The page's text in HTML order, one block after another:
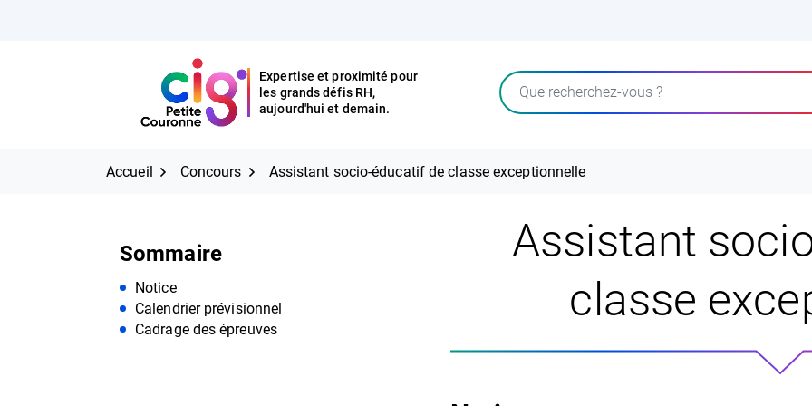
CIG Petite Couronne
Expertise et proximité pour
les grands défis RH,
aujourd'hui et demain.
Rechercher
CIG Petite Couronne
Expertise et proximité pour
les grands défis RH,
aujourd'hui et demain.
Accueil Concours Assistant socio-éducatif de classe exceptionnelle
Sommaire
Notice
Calendrier prévisionnel
Cadrage des épreuves
Assistant
classe